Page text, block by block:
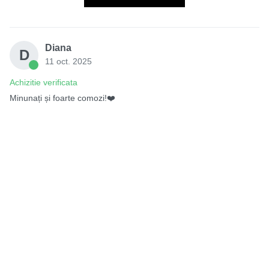
D Diana
11 oct. 2025
Achizitie verificata
Minunați și foarte comozi!❤️